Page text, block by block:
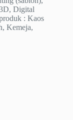
Digital
: Kaos
Kemeja,